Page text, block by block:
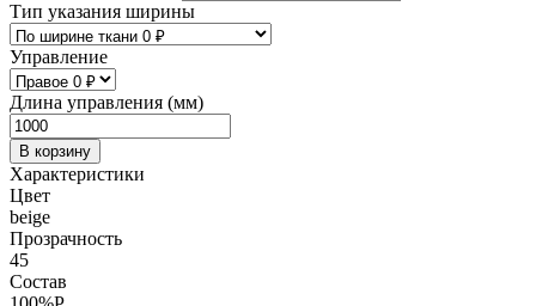
Тип указания ширины
Управление
Длина управления (мм)
В корзину
Характеристики
Цвет
beige
Прозрачность
45
Состав